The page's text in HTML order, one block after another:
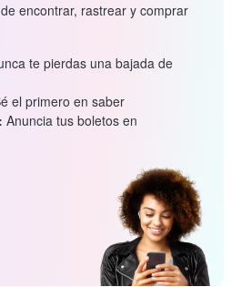
encontrar, rastrear y comprar
te pierdas una bajada de
el primero en saber
Anuncia tus boletos en